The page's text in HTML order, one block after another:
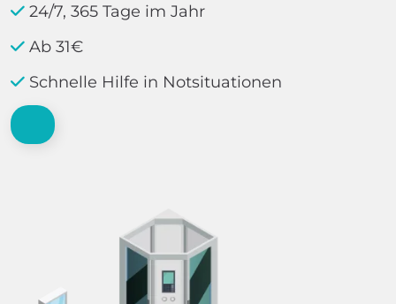
24/7, 365 Tage im Jahr
Ab 31€
Schnelle Hilfe in Notsituationen